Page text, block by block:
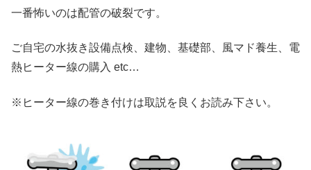
一番怖いのは配管の破裂です。
ご自宅の水抜き設備点検、建物、基礎部、風マド養生、電
熱ヒーター線の購入 etc…
※ヒーター線の巻き付けは取説を良くお読み下さい。